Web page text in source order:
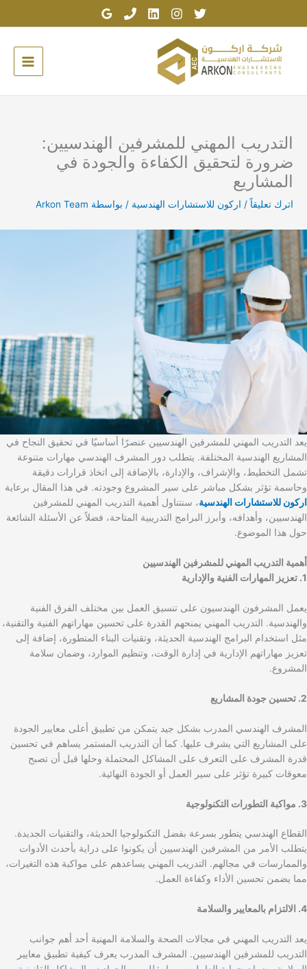
التدريب المهني للمشرفين الهندسيين:
ضرورة لتحقيق الكفاءة والجودة في
المشاريع
اترك تعليقاً / اركون للاستشارات الهندسية / بواسطة Arkon Team
يعد التدريب المهني للمشرفين الهندسيين عنصرًا أساسيًا في تحقيق النجاح في
المشاريع الهندسية المختلفة. يتطلب دور المشرف الهندسي مهارات متنوعة
تشمل التخطيط، والإشراف، والإدارة، بالإضافة إلى اتخاذ قرارات دقيقة
وحاسمة تؤثر بشكل مباشر على سير المشروع وجودته. في هذا المقال برعاية
اركون للاستشارات الهندسية، سنتناول أهمية التدريب المهني للمشرفين
الهندسيين، وأهدافه، وأبرز البرامج التدريبية المتاحة، فضلاً عن الأسئلة الشائعة
حول هذا الموضوع.
أهمية التدريب المهني للمشرفين الهندسيين
1. تعزيز المهارات الفنية والإدارية
يعمل المشرفون الهندسيون على تنسيق العمل بين مختلف الفرق الفنية
والهندسية. التدريب المهني يمنحهم القدرة على تحسين مهاراتهم الفنية والتقنية،
مثل استخدام البرامج الهندسية الحديثة، وتقنيات البناء المتطورة، إضافة إلى
تعزيز مهاراتهم الإدارية في إدارة الوقت، وتنظيم الموارد، وضمان سلامة
المشروع.
2. تحسين جودة المشاريع
المشرف الهندسي المدرب بشكل جيد يتمكن من تطبيق أعلى معايير الجودة
على المشاريع التي يشرف عليها. كما أن التدريب المستمر يساهم في تحسين
قدرة المشرف على التعرف على المشاكل المحتملة وحلها قبل أن تصبح
معوقات كبيرة تؤثر على سير العمل أو الجودة النهائية.
3. مواكبة التطورات التكنولوجية
القطاع الهندسي يتطور بسرعة بفضل التكنولوجيا الحديثة، والتقنيات الجديدة.
يتطلب الأمر من المشرفين الهندسيين أن يكونوا على دراية بأحدث الأدوات
والممارسات في مجالهم. التدريب المهني يساعدهم على مواكبة هذه التغيرات،
مما يضمن تحسين الأداء وكفاءة العمل.
4. الالتزام بالمعايير والسلامة
يعد التدريب المهني في مجالات الصحة والسلامة المهنية أحد أهم جوانب
التدريب للمشرفين الهندسيين. المشرف المدرب يعرف كيفية تطبيق معايير